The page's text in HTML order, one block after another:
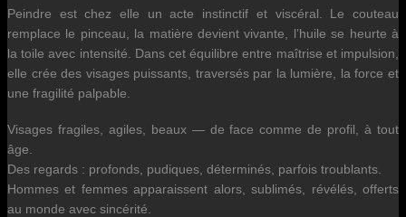
Peindre est chez elle un acte instinctif et viscéral. Le couteau
remplace le pinceau, la matière devient vivante, l’huile se heurte à
la toile avec intensité. Dans cet équilibre entre maîtrise et impulsion,
elle crée des visages puissants, traversés par la lumière, la force et
une fragilité palpable.
Visages fragiles, agiles, beaux — de face comme de profil, à tout
âge.
Des regards : profonds, pudiques, déterminés, parfois troublants.
Hommes et femmes apparaissent alors, sublimés, révélés, offerts
au monde avec sincérité.